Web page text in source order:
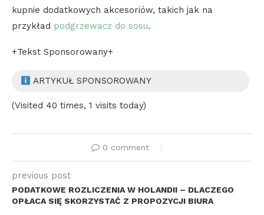
kupnie dodatkowych akcesoriów, takich jak na
przykład podgrzewacz do sosu.
+Tekst Sponsorowany+
ARTYKUŁ SPONSOROWANY
(Visited 40 times, 1 visits today)
0 comment
previous post
PODATKOWE ROZLICZENIA W HOLANDII – DLACZEGO
OPŁACA SIĘ SKORZYSTAĆ Z PROPOZYCJI BIURA